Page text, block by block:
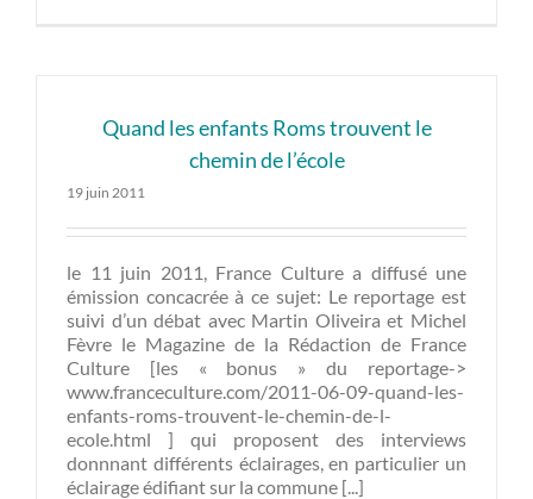
Quand les enfants Roms trouvent le
chemin de l’école
19 juin 2011
le 11 juin 2011, France Culture a diffusé une
émission concacrée à ce sujet: Le reportage est
suivi d’un débat avec Martin Oliveira et Michel
Fèvre le Magazine de la Rédaction de France
Culture [les « bonus » du reportage->
www.franceculture.com/2011-06-09-quand-les-
enfants-roms-trouvent-le-chemin-de-l-
ecole.html ] qui proposent des interviews
donnnant différents éclairages, en particulier un
éclairage édifiant sur la commune [...]